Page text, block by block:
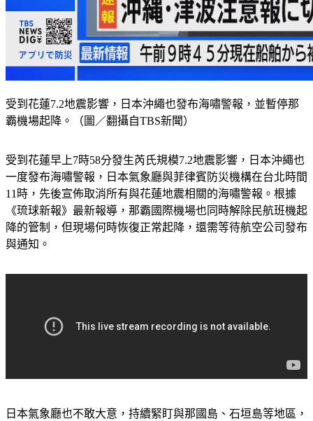
霸機場起降。（圖／翻攝自TBS新聞）
一度發布海嘯警報，日本氣象廳與菲律賓防災機構在台北時間
11時，先後宣佈取消所有與花蓮地震相關的海嘯警報。根據
《琉球新報》最新報導，那霸國際機場也同時解除民航班機起
降的管制，但現場何時恢復正常起降，還需等待航空公司發布
與通知。
是否還有額外的海嘯或其他災情。《琉球新報》報導提到，與